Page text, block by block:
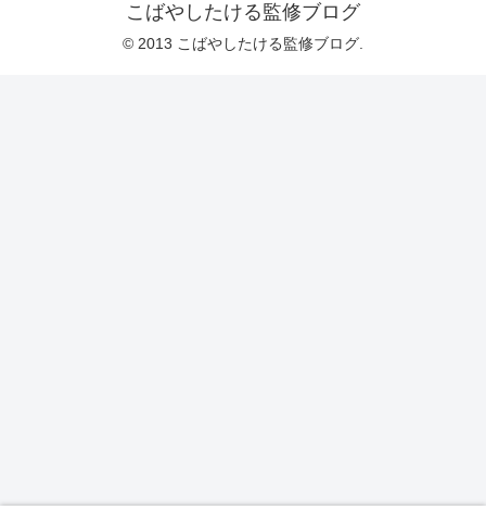
こばやしたける監修ブログ
© 2013 こばやしたける監修ブログ.